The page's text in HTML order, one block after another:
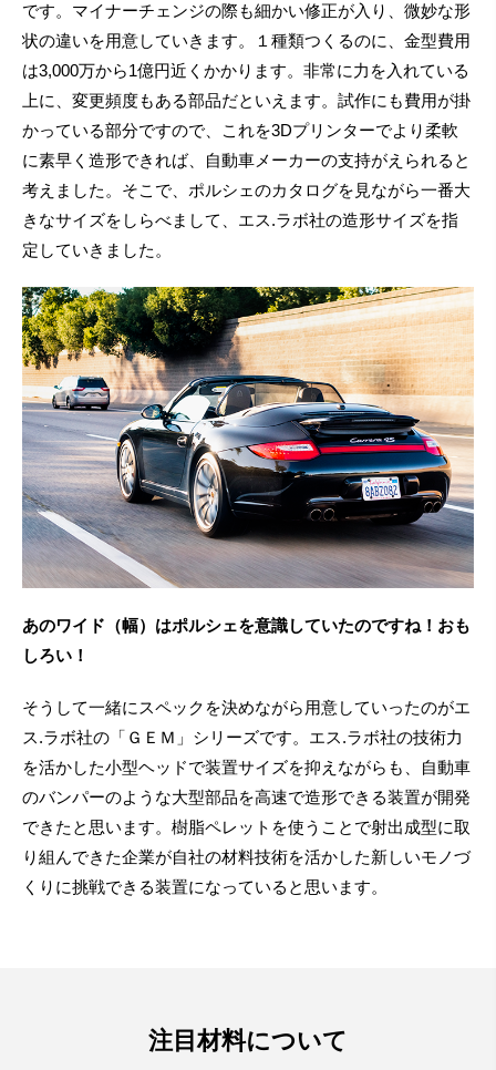
です。マイナーチェンジの際も細かい修正が入り、微妙な形
状の違いを用意していきます。１種類つくるのに、金型費用
は3,000万から1億円近くかかります。非常に力を入れている
上に、変更頻度もある部品だといえます。試作にも費用が掛
かっている部分ですので、これを3Dプリンターでより柔軟
に素早く造形できれば、自動車メーカーの支持がえられると
考えました。そこで、ポルシェのカタログを見ながら一番大
きなサイズをしらべまして、エス.ラボ社の造形サイズを指
定していきました。
あのワイド（幅）はポルシェを意識していたのですね！おも
しろい！
そうして一緒にスペックを決めながら用意していったのがエ
ス.ラボ社の「ＧＥＭ」シリーズです。エス.ラボ社の技術力
を活かした小型ヘッドで装置サイズを抑えながらも、自動車
のバンパーのような大型部品を高速で造形できる装置が開発
できたと思います。樹脂ペレットを使うことで射出成型に取
り組んできた企業が自社の材料技術を活かした新しいモノづ
くりに挑戦できる装置になっていると思います。
注目材料について